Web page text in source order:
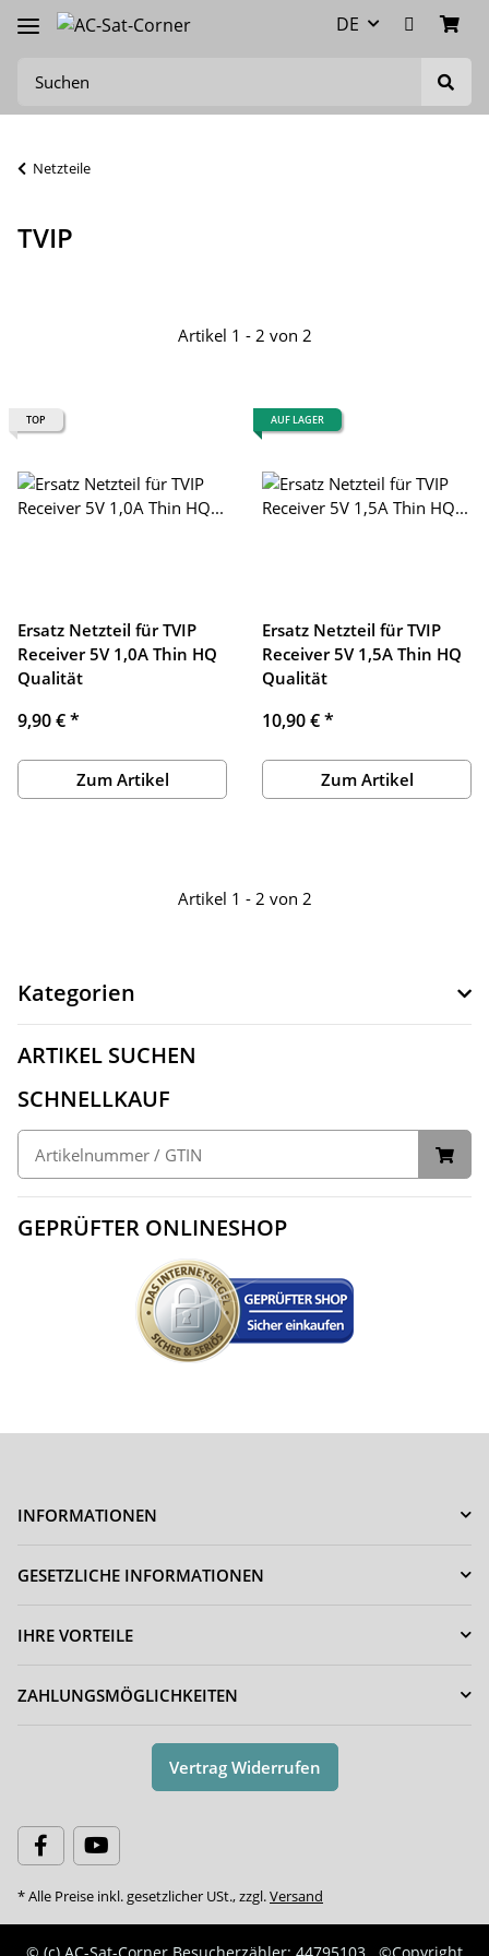
DE
Netzteile
TVIP
Artikel 1 - 2 von 2
TOP
Ersatz Netzteil für TVIP
Receiver 5V 1,0A Thin HQ
Qualität
9,90 €*
Zum Artikel
AUF LAGER
Ersatz Netzteil für TVIP
Receiver 5V 1,5A Thin HQ
Qualität
10,90 €*
Zum Artikel
Artikel 1 - 2 von 2
Kategorien
ARTIKEL SUCHEN
SCHNELLKAUF
GEPRÜFTER ONLINESHOP
INFORMATIONEN
GESETZLICHE INFORMATIONEN
IHRE VORTEILE
ZAHLUNGSMÖGLICHKEITEN
Vertrag Widerrufen
* Alle Preise inkl. gesetzlicher USt., zzgl.Versand